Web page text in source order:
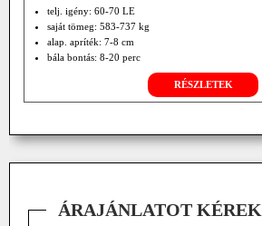
telj. igény: 60-70 LE
saját tömeg: 583-737 kg
alap. apríték: 7-8 cm
bála bontás: 8-20 perc
RÉSZLETEK
ÁRAJÁNLATOT KÉREK